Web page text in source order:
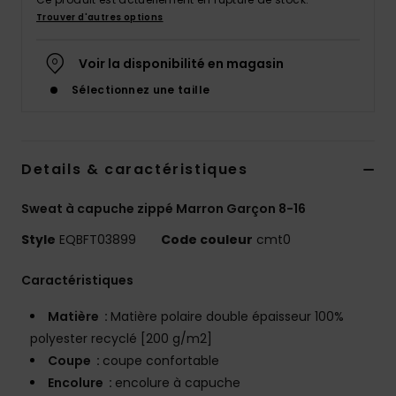
Trouver d'autres options
Voir la disponibilité en magasin
Sélectionnez une taille
Details & caractéristiques
Sweat à capuche zippé Marron Garçon 8-16
Style EQBFT03899 Code couleur cmt0
Caractéristiques
Matière : Matière polaire double épaisseur 100%
polyester recyclé [200 g/m2]
Coupe : coupe confortable
Encolure : encolure à capuche